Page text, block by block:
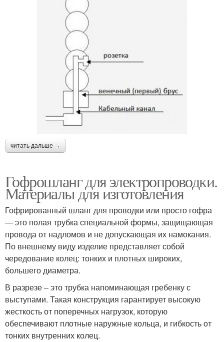
читать дальше →
Гофрошланг для электропроводки.
Материалы для изготовления
Гофрированный шланг для проводки или просто гофра
— это полая трубка специальной формы, защищающая
провода от надломов и не допускающая их намокания.
По внешнему виду изделие представляет собой
чередование колец: тонких и плотных широких,
большего диаметра.
В разрезе – это трубка напоминающая гребенку с
выступами. Такая конструкция гарантирует высокую
жесткость от поперечных нагрузок, которую
обеспечивают плотные наружные кольца, и гибкость от
тонких внутренних колец.